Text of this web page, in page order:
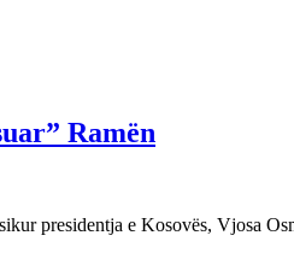
Ramën
presidentja e Kosovës, Vjosa